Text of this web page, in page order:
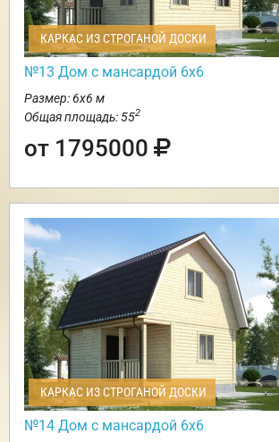
КАРКАС ИЗ СТРОГАНОЙ ДОСКИ
№13 Дом с мансардой 6х6
Размер: 6х6 м
Общая площадь: 552
от 1795000
КАРКАС ИЗ СТРОГАНОЙ ДОСКИ
№14 Дом с мансардой 6х6